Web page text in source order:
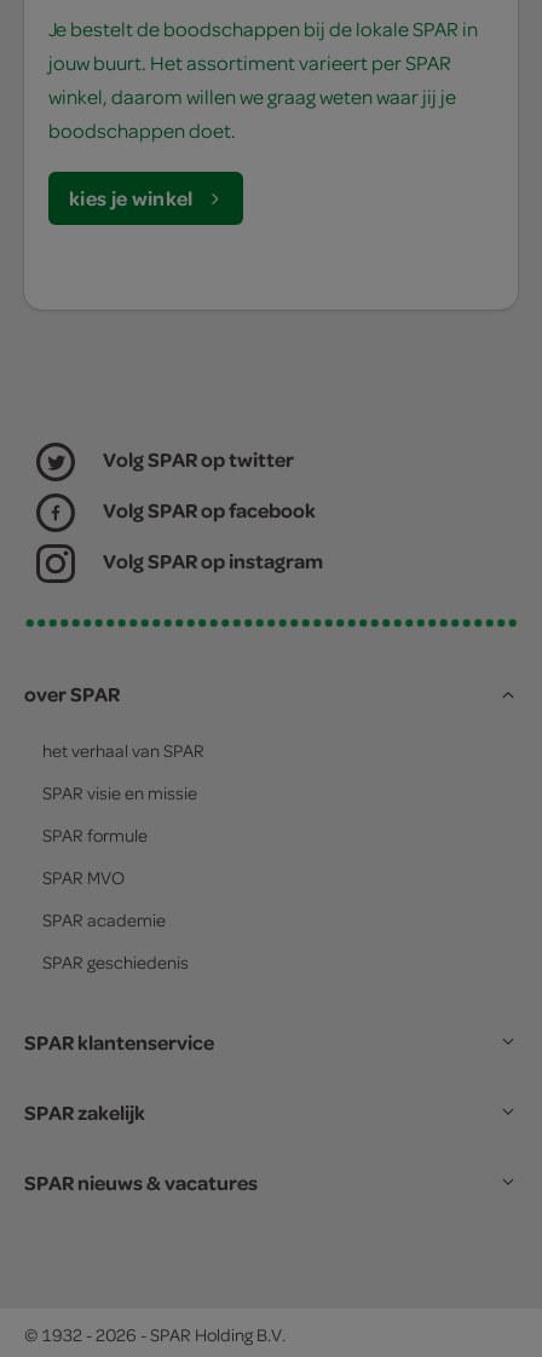
Je bestelt de boodschappen bij de lokale SPAR in
jouw buurt. Het assortiment varieert per SPAR
winkel, daarom willen we graag weten waar jij je
boodschappen doet.
kies je winkel
Volg SPAR op twitter
Volg SPAR op facebook
Volg SPAR op instagram
over SPAR
het verhaal van SPAR
SPAR visie en missie
SPAR formule
SPAR MVO
SPAR academie
SPAR geschiedenis
SPAR klantenservice
SPAR zakelijk
SPAR nieuws & vacatures
© 1932 - 2026 - SPAR Holding B.V.